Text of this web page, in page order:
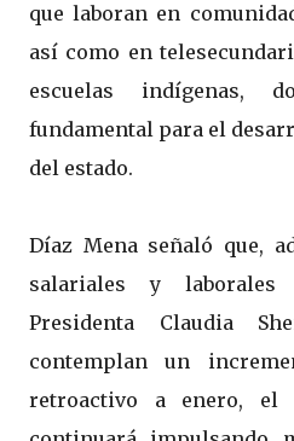
que laboran en
así como en
escuelas indígenas,
fundamental para el
del estado.
Díaz Mena señaló que,
salariales y
Presidenta Claudia
contemplan un
retroactivo a enero, el